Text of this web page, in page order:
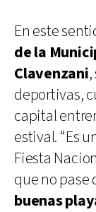
En este
de la
Clavenzani
deportivas,
capital
estival. “Es
Fiesta
que no pase
buenas